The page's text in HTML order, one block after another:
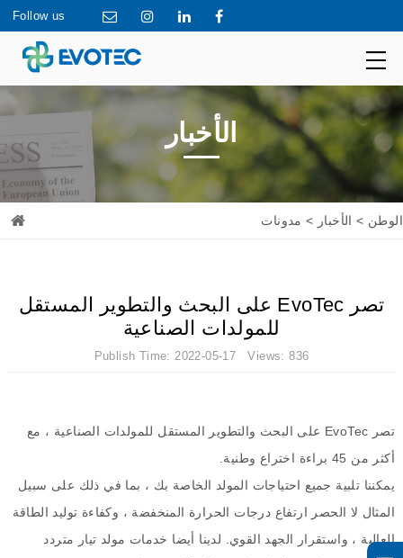
Follow us
الأخبار
الوطن > الأخبار > مدونات
تصر EvoTec على البحث والتطوير المستقل
للمولدات الصناعية
Publish Time: 2022-05-17 Views: 836
تصر EvoTec على البحث والتطوير المستقل للمولدات الصناعية ، مع
أكثر من 45 براءة اختراع وطنية
يمكننا تلبية جميع احتياجات المولد الخاصة بك ، بما في ذلك على سبيل
المثال لا الحصر ارتفاع درجات الحرارة المنخفضة ، وكفاءة توليد الطاقة
العالية ، واستقرار الجهد القوي
لدينا أيضا خدمات مولد تيار متردد